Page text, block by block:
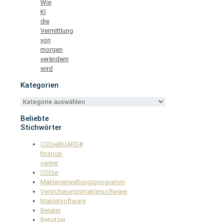
Wie
KI
die
Vermittlung
von
morgen
verändern
wird
Kategorien
Kategorien
Beliebte
Stichwörter
CODieBOARD#
finance-
center
CODie
Maklerverwaltungsprogramm
Versicherungsmaklersoftware
Maklersoftware
Berater
Benutzer